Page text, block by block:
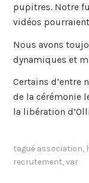
pupitres. Notre
vidéos
Nous avons
dynamiques et
Certains d’entre
de la cérémonie
la libération
tagué association,
recrutement,var